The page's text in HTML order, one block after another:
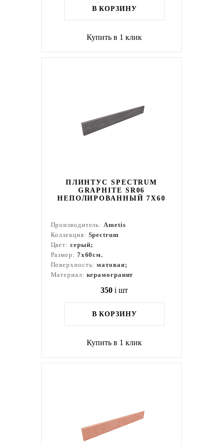
В КОРЗИНУ
Купить в 1 клик
ПЛИНТУС SPECTRUM
GRAPHITE SR06
НЕПОЛИРОВАННЫЙ 7X60
Производитель:Ametis
Коллекция: Spectrum
Цвет: серый;
Размер: 7x60см.
Поверхность:матовая;
Материал: керамогранит
350 i шт
В КОРЗИНУ
Купить в 1 клик